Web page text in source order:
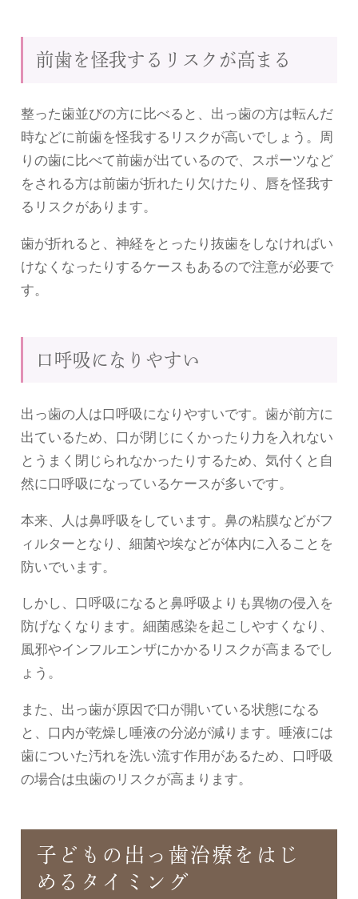
前歯を怪我するリスクが高まる
整った歯並びの方に比べると、出っ歯の方は転んだ
時などに前歯を怪我するリスクが高いでしょう。周
りの歯に比べて前歯が出ているので、スポーツなど
をされる方は前歯が折れたり欠けたり、唇を怪我す
るリスクがあります。
歯が折れると、神経をとったり抜歯をしなければい
けなくなったりするケースもあるので注意が必要で
す。
口呼吸になりやすい
出っ歯の人は口呼吸になりやすいです。歯が前方に
出ているため、口が閉じにくかったり力を入れない
とうまく閉じられなかったりするため、気付くと自
然に口呼吸になっているケースが多いです。
本来、人は鼻呼吸をしています。鼻の粘膜などがフ
ィルターとなり、細菌や埃などが体内に入ることを
防いでいます。
しかし、口呼吸になると鼻呼吸よりも異物の侵入を
防げなくなります。細菌感染を起こしやすくなり、
風邪やインフルエンザにかかるリスクが高まるでし
ょう。
また、出っ歯が原因で口が開いている状態になる
と、口内が乾燥し唾液の分泌が減ります。唾液には
歯についた汚れを洗い流す作用があるため、口呼吸
の場合は虫歯のリスクが高まります。
子どもの出っ歯治療をはじ
めるタイミング